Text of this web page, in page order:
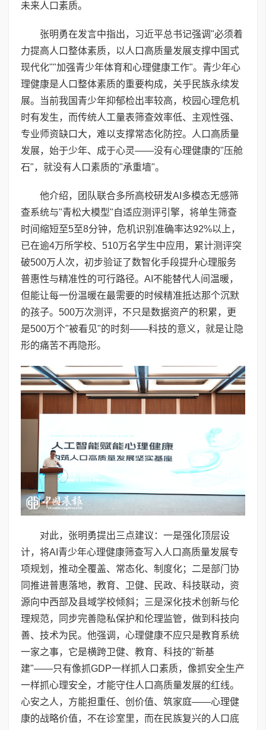
未来人口素质。
张明勇在发言中指出，习近平总书记强调"必须着
力提高人口整体素质，以人口高质量发展支撑中国式
现代化""加强青少年体育和心理健康工作"。青少年心
理健康是人口整体素质的重要构成，关乎民族永续发
展。当前我国青少年抑郁检出率较高，校园心理危机
时有发生，而传统人工量表筛查效率低、主观性强、
专业师资缺口大，难以支撑常态化防控。人口高质量
发展，始于少年、成于心灵——没有心理健康的"压舱
石"，就没有人口素质的"承重墙"。
他介绍，团队联合多所高校研发AI多模态无感筛
查系统与"青松大模型"自适应测评引擎，将单生筛查
时间缩短至5至8分钟，危机识别准确率达92%以上，
已在逾4万所学校、510万名学生中应用，累计测评突
破500万人次，初步验证了数智化手段提升心理服务
普惠性与精准性的可行路径。AI不能替代人间温暖，
但能让每一份温暖在最需要的时候精准抵达那个沉默
的孩子。500万次测评，不只是数据资产的积累，更
是500万个"被看见"的时刻——科技的意义，就是让隐
形的痛苦不再隐形。
对此，张明勇提出三点建议：一是强化顶层设
计，将AI青少年心理健康筛查写入人口高质量发展专
项规划，推动全覆盖、常态化、制度化；二是部门协
同推进普惠落地，教育、卫健、民政、科技联动，资
源向中西部及县域学校倾斜；三是深化技术创新与伦
理规范，同步完善隐私保护和伦理监管，做到科技向
善、技术为民。他强调，心理健康不应只是教育系统
一家之事，它是横跨卫健、教育、科技的"新基
建"——只有像抓GDP一样抓人口素质，像抓安全生产
一样抓心理安全，才能守住人口高质量发展的红线。
心安之人，方能担重任、创价值、筑家庭——心理健
康的战略价值，不在诊室里，而在民族复兴的人口底